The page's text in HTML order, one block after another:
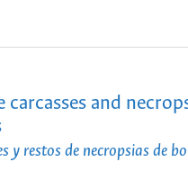
and
y restos de necropsias de